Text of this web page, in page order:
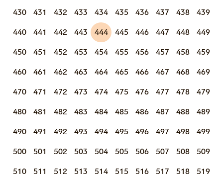
430 431 432 433 434 435 436 437 438 439
440 441 442 443 444 445 446 447 448 449
450 451 452 453 454 455 456 457 458 459
460 461 462 463 464 465 466 467 468 469
470 471 472 473 474 475 476 477 478 479
480 481 482 483 484 485 486 487 488 489
490 491 492 493 494 495 496 497 498 499
500 501 502 503 504 505 506 507 508 509
510 511 512 513 514 515 516 517 518 519